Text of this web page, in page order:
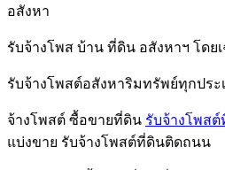
อสังหา
รับจ้างโพส บ้าน ที่ดิน อสังหาฯ โดย
รับจ้างโพสต์อสังหาริมทรัพย์ทุกประ
จ้างโพสต์ ซื้อขายที่ดิน รับจ้างโพสต์
แบ่งขาย รับจ้างโพสต์ที่ดินติดถนน